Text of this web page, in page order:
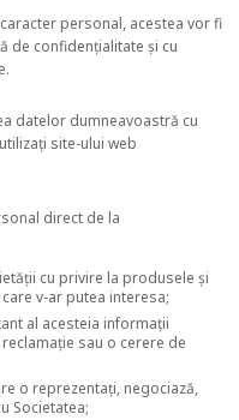
personal, acestea vor fi
de confidențialitate și cu
datelor dumneavoastră cu
site-ului web
direct de la
cu privire la produsele și
v-ar putea interesa;
al acesteia informații
sau o cerere de
o reprezentați, negociază,
Societatea;